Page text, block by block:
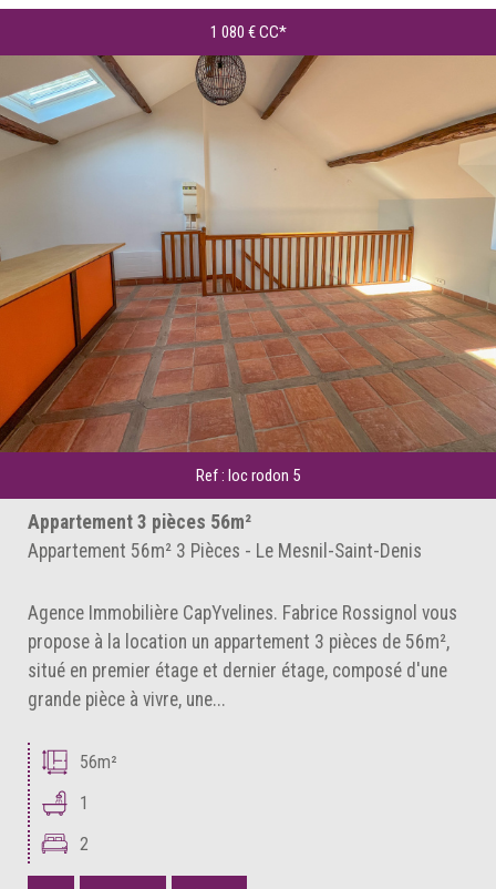
1 080 €CC*
Ref : loc rodon 5
Appartement 3 pièces 56m²
Appartement 56m² 3 Pièces - Le Mesnil-Saint-Denis
Agence Immobilière CapYvelines. Fabrice Rossignol vous
propose à la location un appartement 3 pièces de 56m²,
situé en premier étage et dernier étage, composé d'une
grande pièce à vivre, une...
56m²
1
2